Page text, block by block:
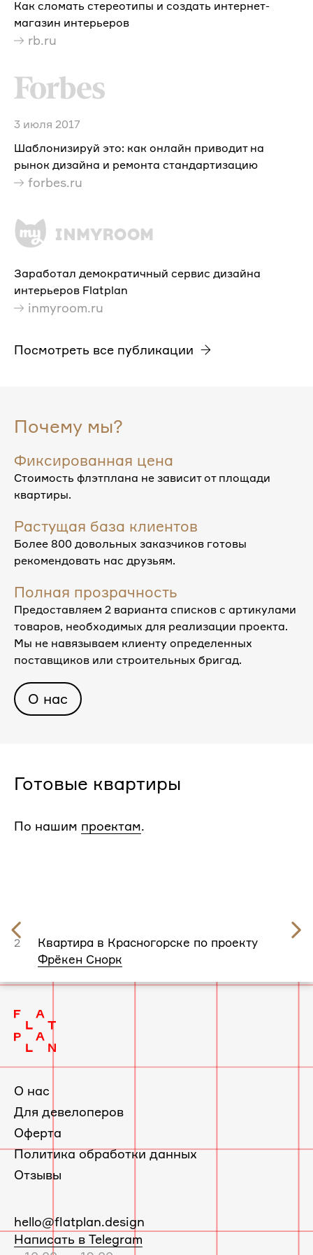
Как сломать стереотипы и создать интернет-
магазин интерьеров
rb.ru
3 июля 2017
Шаблонизируй это: как онлайн приводит на
рынок дизайна и ремонта стандартизацию
forbes.ru
Заработал демократичный сервис дизайна
интерьеров Flatplan
inmyroom.ru
Посмотреть все публикации
Почему мы?
Фиксированная цена
Стоимость флэтплана не зависит от площади
квартиры.
Растущая база клиентов
Более 800 довольных заказчиков готовы
рекомендовать нас друзьям.
Полная прозрачность
Предоставляем 2 варианта списков с артикулами
товаров, необходимых для реализации проекта.
Мы не навязываем клиенту определенных
поставщиков или строительных бригад.
О нас
Готовые квартиры
По нашим проектам.
2
Квартира в Красногорске по проекту
Фрёкен Снорк
слайд
О нас
Для девелоперов
Оферта
Политика обработки данных
Отзывы
E-
mail:
hello@flatplan.design
Написать в Telegram